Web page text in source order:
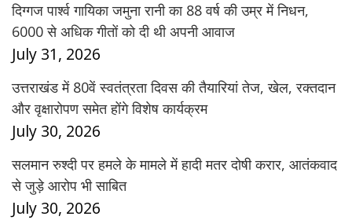
दिग्गज पार्श्व गायिका जमुना रानी का 88 वर्ष की उम्र में निधन,
6000 से अधिक गीतों को दी थी अपनी आवाज
July 31, 2026
उत्तराखंड में 80वें स्वतंत्रता दिवस की तैयारियां तेज, खेल, रक्तदान
और वृक्षारोपण समेत होंगे विशेष कार्यक्रम
July 30, 2026
सलमान रुश्दी पर हमले के मामले में हादी मतर दोषी करार, आतंकवाद
से जुड़े आरोप भी साबित
July 30, 2026